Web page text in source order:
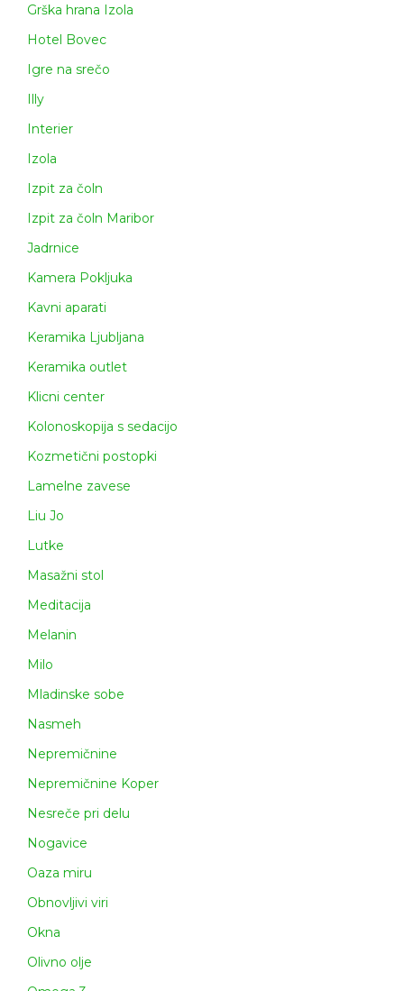
Grška hrana Izola
Hotel Bovec
Igre na srečo
Illy
Interier
Izola
Izpit za čoln
Izpit za čoln Maribor
Jadrnice
Kamera Pokljuka
Kavni aparati
Keramika Ljubljana
Keramika outlet
Klicni center
Kolonoskopija s sedacijo
Kozmetični postopki
Lamelne zavese
Liu Jo
Lutke
Masažni stol
Meditacija
Melanin
Milo
Mladinske sobe
Nasmeh
Nepremičnine
Nepremičnine Koper
Nesreče pri delu
Nogavice
Oaza miru
Obnovljivi viri
Okna
Olivno olje